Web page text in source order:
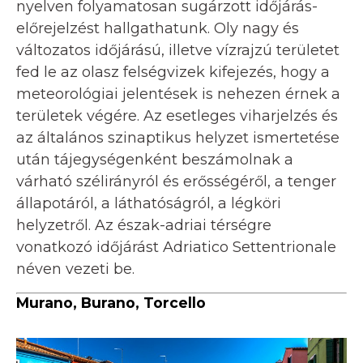
nyelven folyamatosan sugárzott időjárás-
előrejelzést hallgathatunk. Oly nagy és
változatos időjárású, illetve vízrajzú területet
fed le az olasz felségvizek kifejezés, hogy a
meteorológiai jelentések is nehezen érnek a
területek végére. Az esetleges viharjelzés és
az általános szinaptikus helyzet ismertetése
után tájegységenként beszámolnak a
várható szélirányról és erősségéről, a tenger
állapotáról, a láthatóságról, a légköri
helyzetről. Az észak-adriai térségre
vonatkozó időjárást Adriatico Settentrionale
néven vezeti be.
Murano, Burano, Torcello